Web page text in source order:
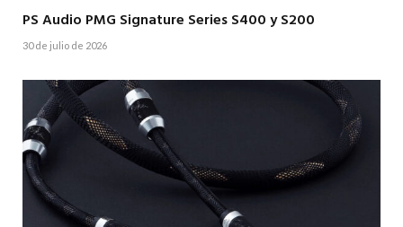
PS Audio PMG Signature Series S400 y S200
30 de julio de 2026